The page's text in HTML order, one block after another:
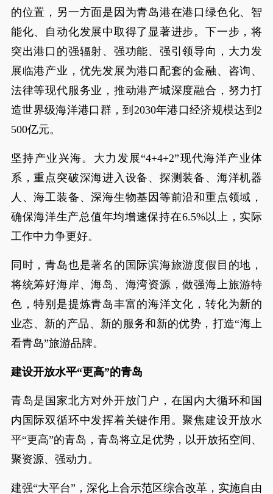
的位置，另一方面是因为青岛港在港口绿色化、智
能化、自动化发展中取得了显著进步。下一步，将
突出港口的强辐射、强功能、强引领导向，大力发
展临港产业，优先发展为港口配套的金融、咨询、
法律等现代服务业，推动港产城深度融合，努力打
造世界级海洋港口群，到2030年港口经济规模达到2
500亿元。
坚持产业兴海。大力发展“4+4+2”现代海洋产业体
系，重点突破深海进入设备、探测装备、海洋机器
人、海工装备、深海生物基因等前沿和重点领域，
确保海洋生产总值年均增速保持在6.5%以上，实际
工作中力争更好。
同时，青岛也是著名的国际滨海旅游度假目的地，
将统筹好海岸、海岛、海湾资源，做强海上旅游特
色，特别是提炼青岛丰富的海洋文化，转化为新的
业态、新的产品、新的服务和新的优势，打造“海上
看青岛”旅游品牌。
建设开放水平“更高”的青岛
青岛是国家北方对外开放门户，在国内大循环和国
内国际双循环中发挥着关键作用。聚焦建设开放水
平“更高”的青岛，青岛将立足优势，以开放拓空间、
聚资源、强动力。
建强“大平台”，深化上合示范区综合改革，实施自由